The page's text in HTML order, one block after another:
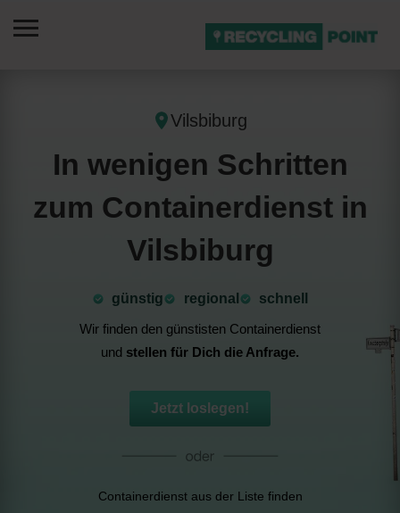
Vilsbiburg
In wenigen Schritten
zum Containerdienst in
Vilsbiburg
günstig ⁠regional
schnell
Wir finden den günstisten Containerdienst
und stellen für Dich die Anfrage.
Jetzt loslegen!
Containerdienst aus der Liste finden